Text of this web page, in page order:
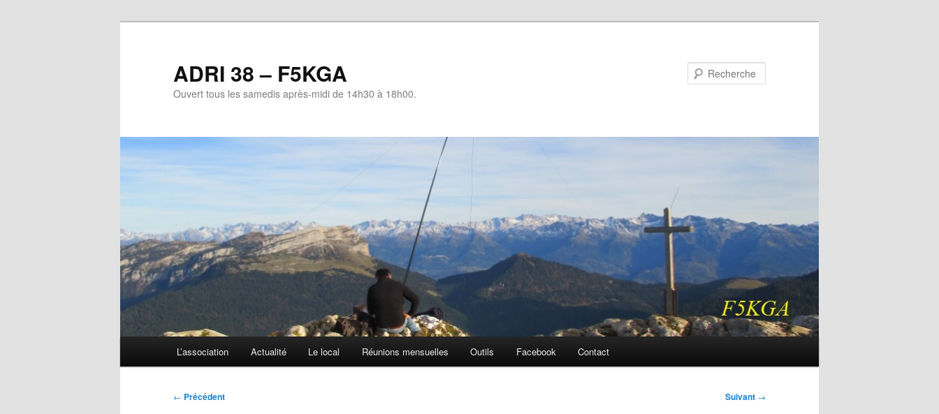
ADRI 38 – F5KGA
Ouvert tous les samedis après-midi de 14h30 à 18h00.
L’association Actualité Le local Réunions mensuelles Outils Facebook Contact
Navigation
← Précédent Suivant →